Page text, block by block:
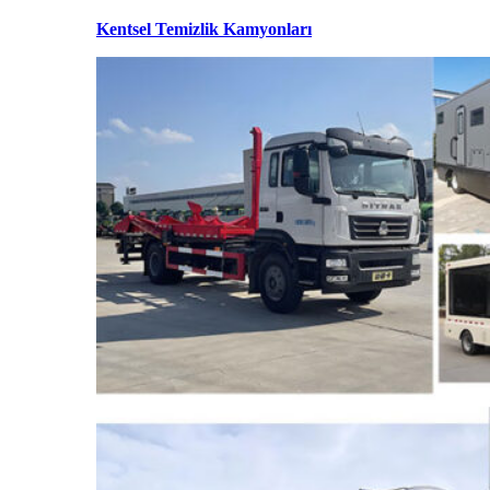
Kentsel Temizlik Kamyonları